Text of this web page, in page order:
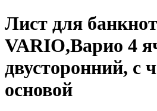
Лист для банкнот
VARIO,Варио 4
двусторонний, с
основой